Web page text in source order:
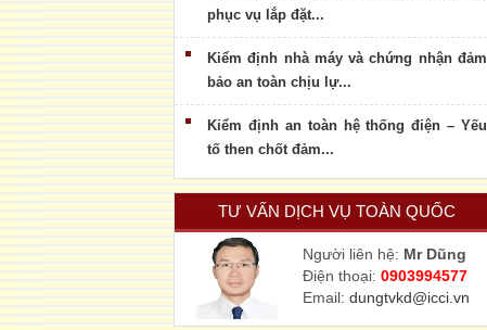
phục vụ lắp đặt...
Kiểm định nhà máy và chứng nhận đảm
bảo an toàn chịu lự...
Kiểm định an toàn hệ thống điện – Yếu
tố then chốt đảm...
TƯ VẤN DỊCH VỤ TOÀN QUỐC
Người liên hệ: Mr Dũng
Điện thoại: 0903994577
Email: dungtvkd@icci.vn